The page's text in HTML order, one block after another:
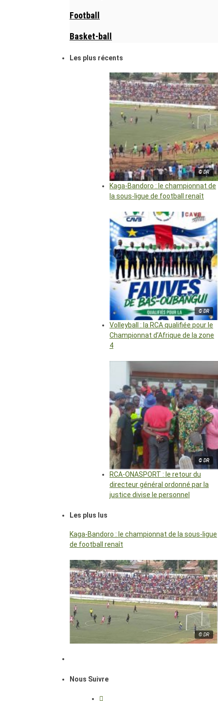
Football
Basket-ball
Les plus récents
© DR
Kaga-Bandoro : le championnat de
la sous-ligue de football renaît
© DR
Volleyball : la RCA qualifiée pour le
Championnat d’Afrique de la zone
4
© DR
RCA-ONASPORT : le retour du
directeur général ordonné par la
justice divise le personnel
Les plus lus
Kaga-Bandoro : le championnat de la sous-ligue
de football renaît
© DR
Nous Suivre